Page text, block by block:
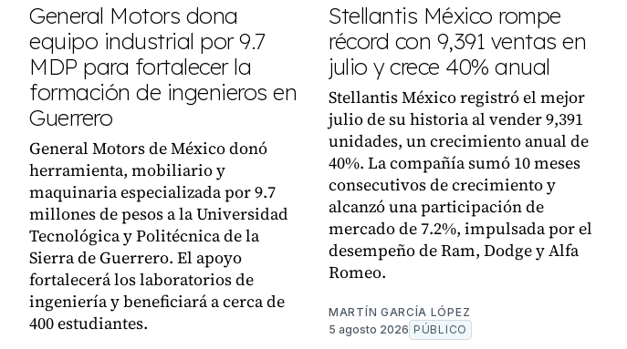
General Motors dona
equipo industrial por 9.7
MDP para fortalecer la
formación de ingenieros en
Guerrero
General Motors de México donó
herramienta, mobiliario y
maquinaria especializada por 9.7
millones de pesos a la Universidad
Tecnológica y Politécnica de la
Sierra de Guerrero. El apoyo
fortalecerá los laboratorios de
ingeniería y beneficiará a cerca de
400 estudiantes.
Stellantis México rompe
récord con 9,391 ventas en
julio y crece 40% anual
Stellantis México registró el mejor
julio de su historia al vender 9,391
unidades, un crecimiento anual de
40%. La compañía sumó 10 meses
consecutivos de crecimiento y
alcanzó una participación de
mercado de 7.2%, impulsada por el
desempeño de Ram, Dodge y Alfa
Romeo.
MARTÍN GARCÍA LÓPEZ
5 agosto 2026 PÚBLICO